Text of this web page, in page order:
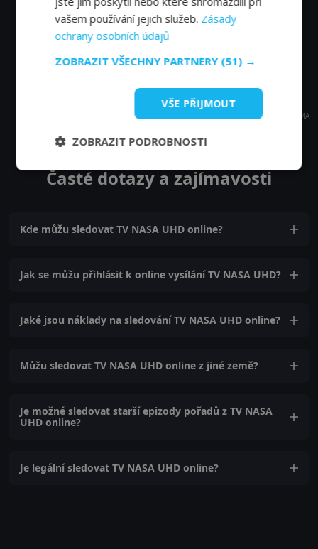
REKLAMA
Časté dotazy a zajímavosti
Kde můžu sledovat TV NASA UHD online?
Jak se můžu přihlásit k online vysílání TV NASA UHD?
Jaké jsou náklady na sledování TV NASA UHD online?
Můžu sledovat TV NASA UHD online z jiné země?
Je možné sledovat starší epizody pořadů z TV NASA
UHD online?
Je legální sledovat TV NASA UHD online?
vašem používání jejich služeb. Zásady
ochrany osobních údajů
ZOBRAZIT VŠECHNY PARTNERY (51) →
VŠE PŘIJMOUT
ZOBRAZIT PODROBNOSTI